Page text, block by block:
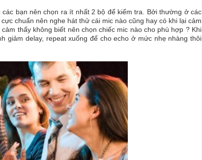
bạn nên chọn ra ít nhất 2 bộ để kiểm tra. Bởi thường ở các
chuẩn nên nghe hát thử cái mic nào cũng hay có khi lại cảm
thấy không biết nên chọn chiếc mic nào cho phù hợp ? Khi
giảm delay, repeat xuống để cho echo ở mức nhẹ nhàng thôi